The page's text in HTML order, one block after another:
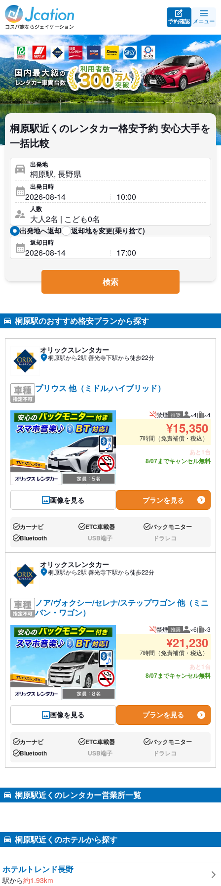
予約確認 メニュー
桐原駅近くのレンタカー格安予約 安心大手を
一括比較
出発地
出発日時
人数
出発地へ返却 返却地を変更(乗り捨て)
返却日時
検索
桐原駅のおすすめ格安プランから探す
オリックスレンタカー
桐原駅から2駅 善光寺下駅から徒歩22分
プリウス 他（ミドル,ハイブリッド）
画像を見る
禁煙 推奨 推奨人数
×4 推奨
×4
¥15,350
7時間（免責補償・税込）
あと1台
8/07までキャンセル無料
プランを見る
あり:カーナビ あり:ETC車載器 あり:バックモニター
あり:Bluetooth なし:USB端子 なし:ドラレコ
オリックスレンタカー
桐原駅から2駅 善光寺下駅から徒歩22分
ノア/ヴォクシー/セレナ/ステップワゴン 他（ミニ
バン・ワゴン）
画像を見る
禁煙 推奨 推奨人数
×6 推奨
×3
¥21,230
7時間（免責補償・税込）
あと1台
8/07までキャンセル無料
プランを見る
あり:カーナビ あり:ETC車載器 あり:バックモニター
あり:Bluetooth なし:USB端子 なし:ドラレコ
桐原駅近くのレンタカー営業所一覧
桐原駅近くのホテルから探す
ホテルトレンド長野
駅から約1.93km